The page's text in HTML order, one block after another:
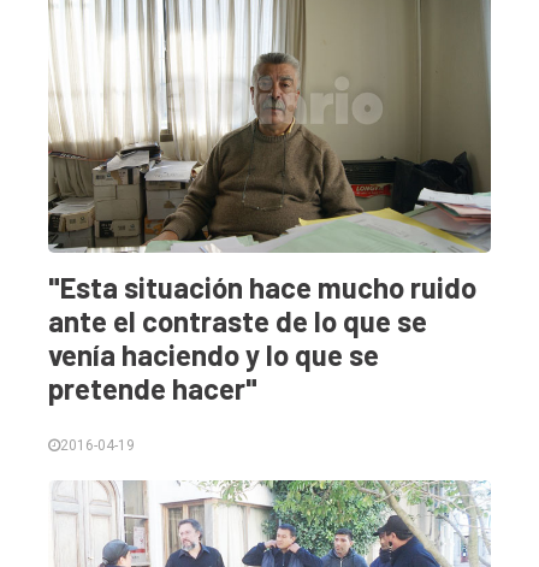
"Esta situación hace mucho ruido
ante el contraste de lo que se
venía haciendo y lo que se
pretende hacer"
2016-04-19